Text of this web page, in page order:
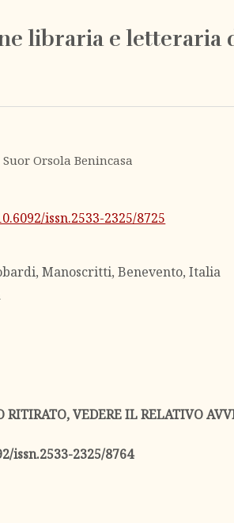
libraria e letteraria
Orsola Benincasa
issn.2533-2325/8725
Manoscritti, Benevento, Italia
RITIRATO, VEDERE IL RELATIVO
issn.2533-2325/8764